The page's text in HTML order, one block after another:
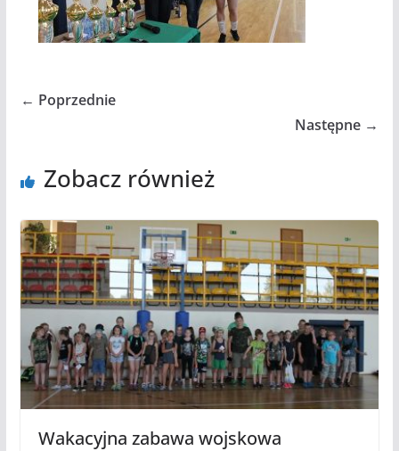
← Poprzednie
Następne →
Zobacz również
Wakacyjna zabawa wojskowa